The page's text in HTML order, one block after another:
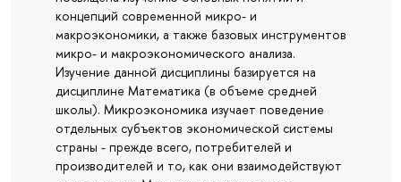
концепций современной микро- и
макроэкономики, а также базовых инструментов
микро- и макроэкономического анализа.
Изучение данной дисциплины базируется на
дисциплине Математика (в объеме средней
школы). Микроэкономика изучает поведение
отдельных субъектов экономической системы
страны - прежде всего, потребителей и
производителей и то, как они взаимодействуют